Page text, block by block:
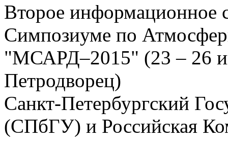
Второе
Симпозиуме по
"МСАРД–2015" (23 – 26
Петродворец)
Санкт-Петербургский
(СПбГУ) и Российская